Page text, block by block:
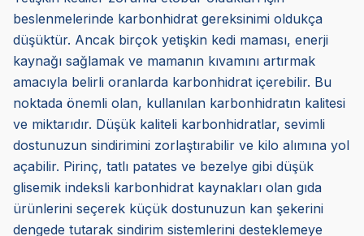
beslenmelerinde karbonhidrat gereksinimi oldukça
düşüktür. Ancak birçok yetişkin kedi maması, enerji
kaynağı sağlamak ve mamanın kıvamını artırmak
amacıyla belirli oranlarda karbonhidrat içerebilir. Bu
noktada önemli olan, kullanılan karbonhidratın kalitesi
ve miktarıdır. Düşük kaliteli karbonhidratlar, sevimli
dostunuzun sindirimini zorlaştırabilir ve kilo alımına yol
açabilir. Pirinç, tatlı patates ve bezelye gibi düşük
glisemik indeksli karbonhidrat kaynakları olan gıda
ürünlerini seçerek küçük dostunuzun kan şekerini
dengede tutarak sindirim sistemlerini desteklemeye